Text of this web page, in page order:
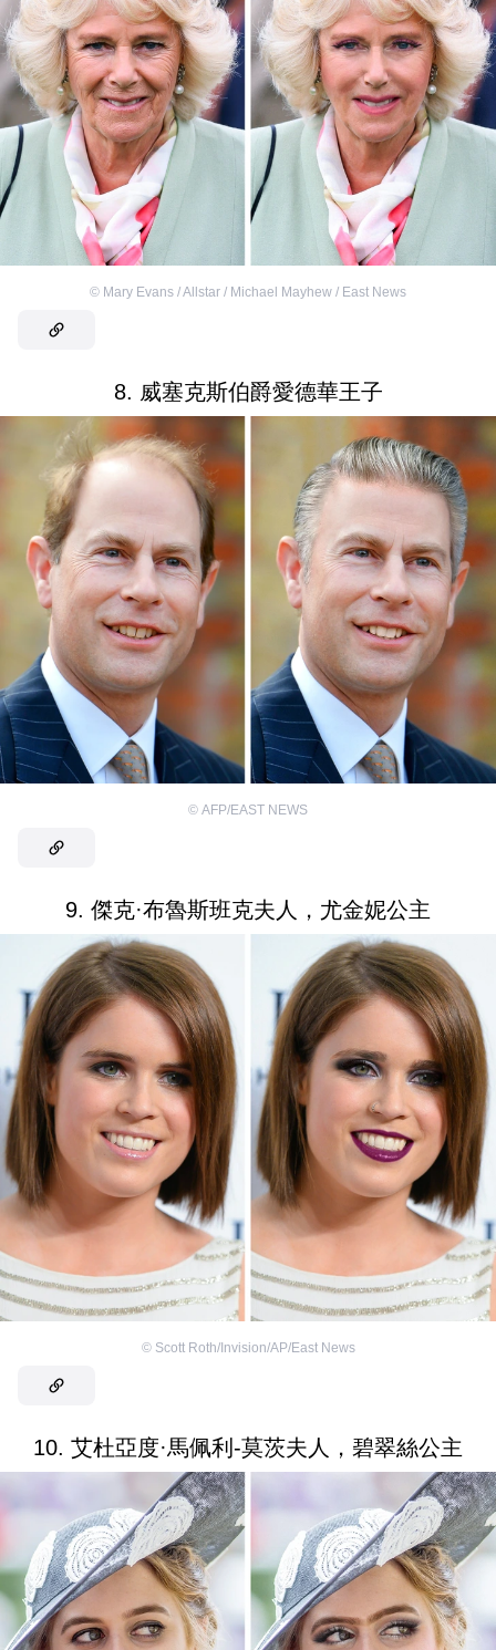
© Mary Evans / Allstar / Michael Mayhew / East News
8. 威塞克斯伯爵愛德華王子
© AFP/EAST NEWS
9. 傑克·布魯斯班克夫人，尤金妮公主
© Scott Roth/Invision/AP/East News
10. 艾杜亞度·馬佩利-莫茨夫人，碧翠絲公主